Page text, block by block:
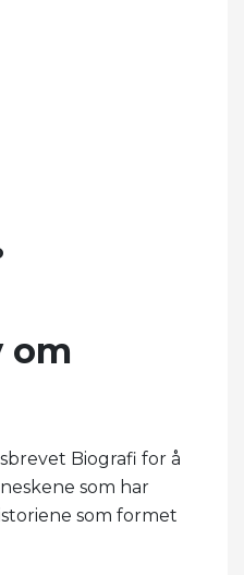
om
Biografi for å
som har
som formet